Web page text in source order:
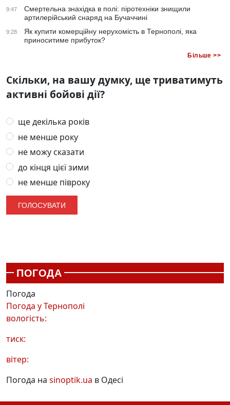
9:47
Смертельна знахідка в полі: піротехніки знищили
артилерійський снаряд на Бучаччині
9:28
Як купити комерційну нерухомість в Тернополі, яка
приноситиме прибуток?
Більше >>
Скільки, на вашу думку, ще триватимуть
активні бойові дії?
ще декілька років
не менше року
не можу сказати
до кінця цієї зими
не менше півроку
ПОГОДА
Погода
Погода уТернополі
вологість:
тиск:
вітер:
Погода на sinoptik.ua в Одесі